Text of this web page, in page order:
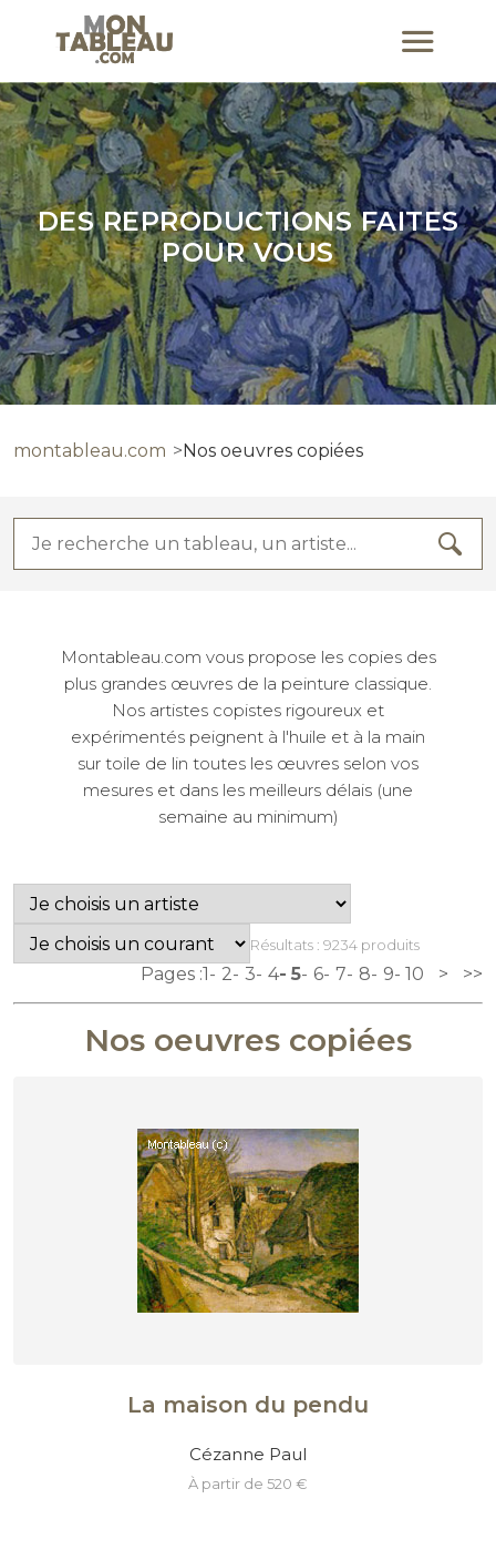
DES REPRODUCTIONS FAITES
POUR VOUS
montableau.com Nos oeuvres copiées
Montableau.com vous propose les copies des
plus grandes œuvres de la peinture classique.
Nos artistes copistes rigoureux et
expérimentés peignent à l'huile et à la main
sur toile de lin toutes les œuvres selon vos
mesures et dans les meilleurs délais (une
semaine au minimum)
Résultats : 9234 produits
Pages :1 2 3 4 5 6 7 8 9 10 > >>
Nos oeuvres copiées
La maison du pendu
Cézanne Paul
à partir de 520 €